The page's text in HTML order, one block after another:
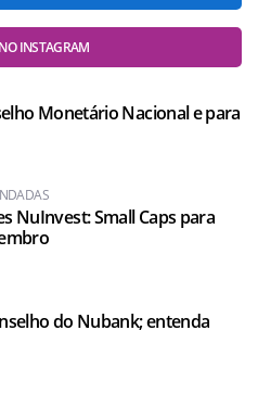
INSTAGRAM
Monetário Nacional e para
NuInvest: Small Caps para
do Nubank; entenda